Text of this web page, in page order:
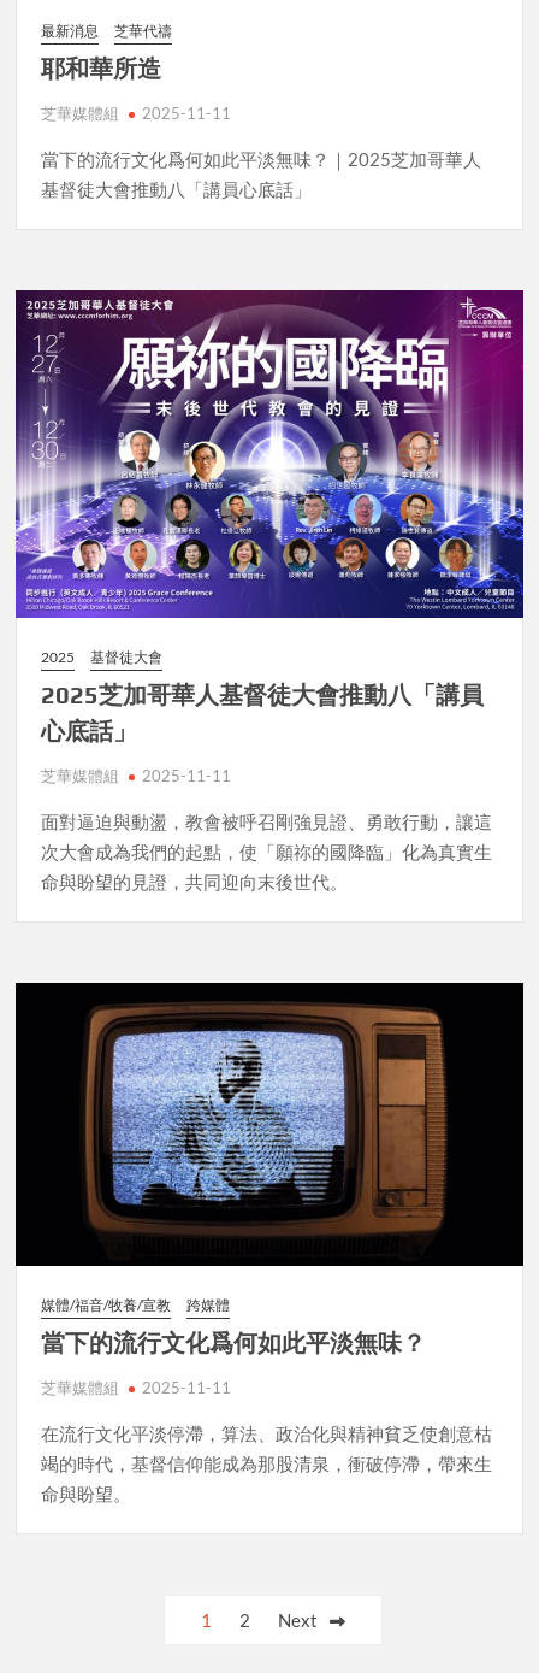
最新消息 芝華代禱
耶和華所造
芝華媒體組 2025-11-11
當下的流行文化爲何如此平淡無味？｜2025芝加哥華人
基督徒大會推動八「講員心底話」
2025 基督徒大會
2025芝加哥華人基督徒大會推動八「講員
心底話」
芝華媒體組 2025-11-11
面對逼迫與動盪，教會被呼召剛強見證、勇敢行動，讓這
次大會成為我們的起點，使「願祢的國降臨」化為真實生
命與盼望的見證，共同迎向末後世代。
媒體/福音/牧養/宣教 跨媒體
當下的流行文化爲何如此平淡無味？
芝華媒體組 2025-11-11
在流行文化平淡停滯，算法、政治化與精神貧乏使創意枯
竭的時代，基督信仰能成為那股清泉，衝破停滯，帶來生
命與盼望。
1 2 Next